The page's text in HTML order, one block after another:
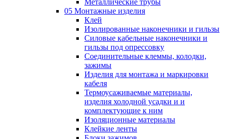
05 Монтажные изделия
Клей
Изолированные наконечники и гильзы
Силовые кабельные наконечники и
гильзы под опрессовку
Соединительные клеммы, колодки,
зажимы
Изделия для монтажа и маркировки
кабеля
Термоусаживаемые материалы,
изделия холодной усадки и и
комплектующие к ним
Изоляционные материалы
Клейкие ленты